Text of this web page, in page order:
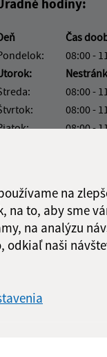
na
na to, aby sme
na analýzu
odkiaľ naši
Čas
08:00 -
08:00 -
08:00 -
08:00 -